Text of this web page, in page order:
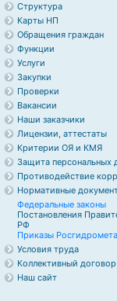
Структура
Карты НП
Обращения граждан
Функции
Услуги
Закупки
Проверки
Вакансии
Наши заказчики
Лицензии, аттестаты
Критерии ОЯ и КМЯ
Защита персональных
Противодействие
Нормативные
Федеральные законы
Постановления
РФ
Приказы Росгидромета
Условия труда
Коллективный договор
Наш сайт